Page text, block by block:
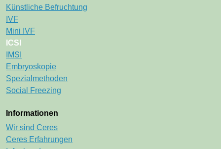
Künstliche Befruchtung
IVF
Mini IVF
ICSI
IMSI
Embryoskopie
Spezialmethoden
Social Freezing
Informationen
Navigation überspringen
Wir sind Ceres
Ceres Erfahrungen